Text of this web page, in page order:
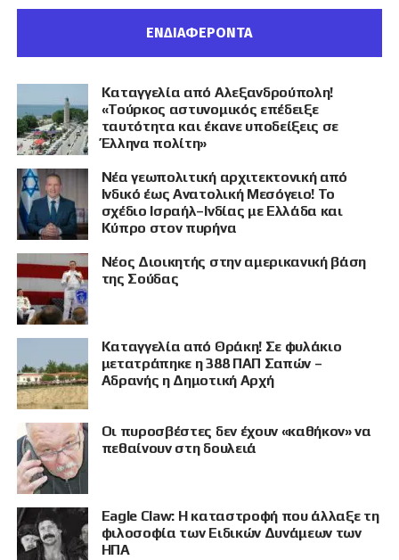
ΕΝΔΙΑΦΕΡΟΝΤΑ
Καταγγελία από Αλεξανδρούπολη!
«Τούρκος αστυνομικός επέδειξε
ταυτότητα και έκανε υποδείξεις σε
Έλληνα πολίτη»
Νέα γεωπολιτική αρχιτεκτονική από
Ινδικό έως Ανατολική Μεσόγειο! Το
σχέδιο Ισραήλ–Ινδίας με Ελλάδα και
Κύπρο στον πυρήνα
Νέος Διοικητής στην αμερικανική βάση
της Σούδας
Καταγγελία από Θράκη! Σε φυλάκιο
μετατράπηκε η 388 ΠΑΠ Σαπών –
Αδρανής η Δημοτική Αρχή
Οι πυροσβέστες δεν έχουν «καθήκον» να
πεθαίνουν στη δουλειά
Eagle Claw: Η καταστροφή που άλλαξε τη
φιλοσοφία των Ειδικών Δυνάμεων των
ΗΠΑ